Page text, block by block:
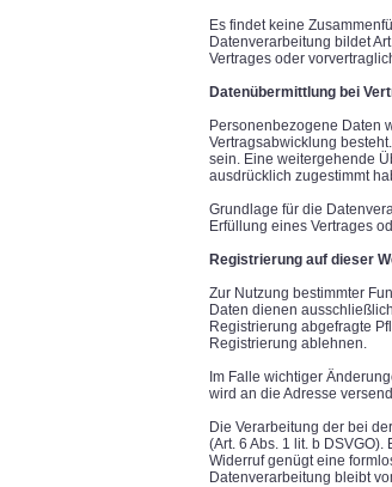
Es findet keine
Datenverarbeitung bildet
Vertrages oder
Datenübermittlung bei
Personenbezogene Daten
Vertragsabwicklung besteht.
sein. Eine weitergehende
ausdrücklich zugestimmt
Grundlage für die
Erfüllung eines Vertrages
Registrierung auf dieser
Zur Nutzung bestimmter
Daten dienen
Registrierung abgefragte
Registrierung ablehnen.
Im Falle wichtiger
wird an die Adresse
Die Verarbeitung der bei
(Art. 6 Abs. 1 lit. b
Widerruf genügt eine
Datenverarbeitung bleibt